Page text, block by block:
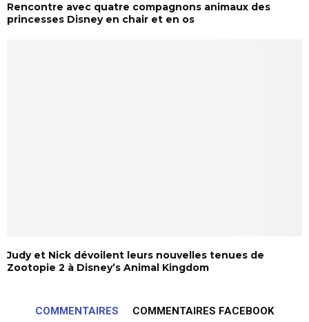
Rencontre avec quatre compagnons animaux des
princesses Disney en chair et en os
Judy et Nick dévoilent leurs nouvelles tenues de
Zootopie 2 à Disney’s Animal Kingdom
COMMENTAIRES COMMENTAIRES FACEBOOK